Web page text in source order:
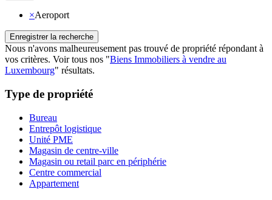
×Aeroport
Enregistrer la recherche
Nous n'avons malheureusement pas trouvé de propriété répondant à
vos critères. Voir tous nos "Biens Immobiliers à vendre au
Luxembourg" résultats.
Type de propriété
Bureau
Entrepôt logistique
Unité PME
Magasin de centre-ville
Magasin ou retail parc en périphérie
Centre commercial
Appartement